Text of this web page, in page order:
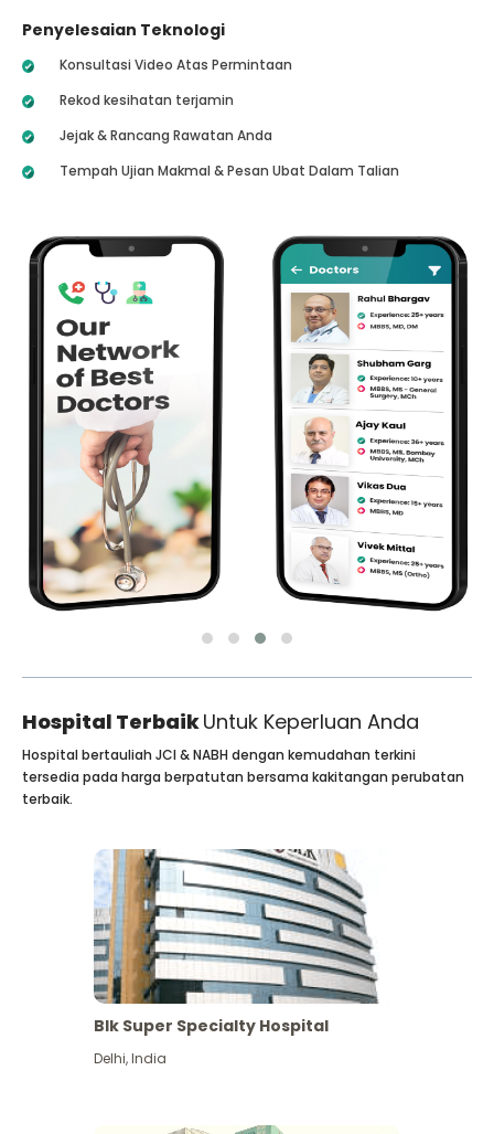
Penyelesaian Teknologi
Konsultasi Video Atas Permintaan
Rekod kesihatan terjamin
Jejak & Rancang Rawatan Anda
Tempah Ujian Makmal & Pesan Ubat Dalam Talian
Hospital TerbaikUntuk Keperluan Anda
Hospital bertauliah JCI & NABH dengan kemudahan terkini
tersedia pada harga berpatutan bersama kakitangan perubatan
terbaik.
Blk Super Specialty Hospital
Delhi,India